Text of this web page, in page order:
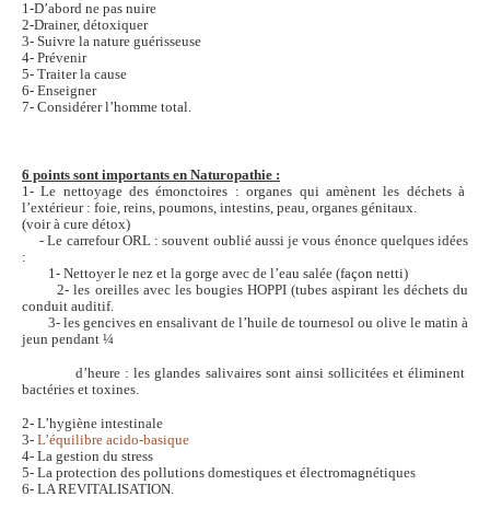
1-D’abord ne pas nuire
2-Drainer, détoxiquer
3- Suivre la nature guérisseuse
4- Prévenir
5- Traiter la cause
6- Enseigner
7- Considérer l’homme total.
6 points sont importants en Naturopathie :
1- Le nettoyage des émonctoires : organes qui amènent les déchets à
l’extérieur : foie, reins, poumons, intestins, peau, organes génitaux.
(voir à cure détox)
- Le carrefour ORL : souvent oublié aussi je vous énonce quelques idées
:
1- Nettoyer le nez et la gorge avec de l’eau salée (façon netti)
2- les oreilles avec les bougies HOPPI (tubes aspirant les déchets du
conduit auditif.
3- les gencives en ensalivant de l’huile de tournesol ou olive le matin à
jeun pendant ¼
d’heure : les glandes salivaires sont ainsi sollicitées et éliminent
bactéries et toxines.
2- L’hygiène intestinale
3- L’équilibre acido-basique
4- La gestion du stress
5- La protection des pollutions domestiques et électromagnétiques
6- LA REVITALISATION.